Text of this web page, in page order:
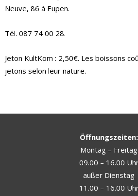
Neuve, 86 à Eupen.
Tél. 087 74 00 28.
Jeton KultKom : 2,50€. Les boissons
jetons selon leur nature.
Öffnungszeiten:
Montag – Freitag
09.00 – 16.00
außer Dienstag
11.00 – 16.00